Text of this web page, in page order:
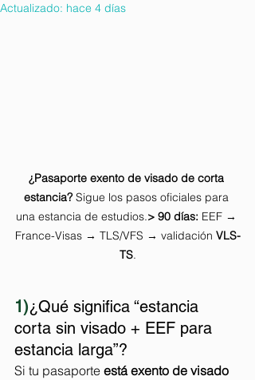
Actualizado: hace 4 días
¿Pasaporte exento de visado de corta
estancia? Sigue los pasos oficiales para
una estancia de estudios.> 90 días: EEF →
France-Visas → TLS/VFS → validación VLS-
TS.
1)¿Qué significa “estancia
corta sin visado + EEF para
estancia larga”?
Si tu pasaporte está exento de visado